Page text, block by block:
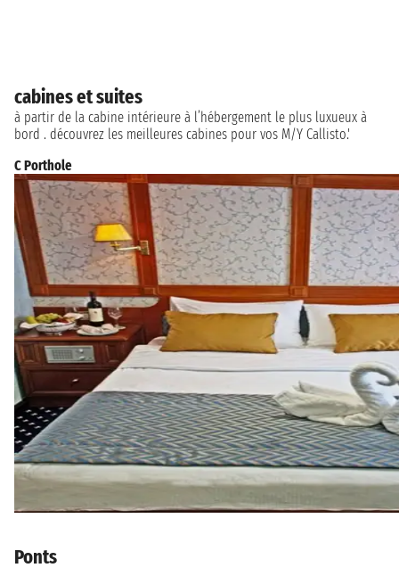
cabines et suites
à partir de la cabine intérieure à l’hébergement le plus luxueux à
bord . découvrez les meilleures cabines pour vos M/Y Callisto.'
C Porthole
Ponts